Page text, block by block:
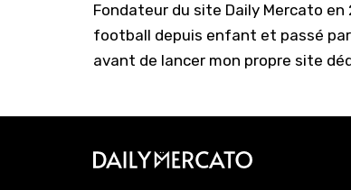
Fondateur du site Daily Mercato en
football depuis enfant et passé
avant de lancer mon propre site